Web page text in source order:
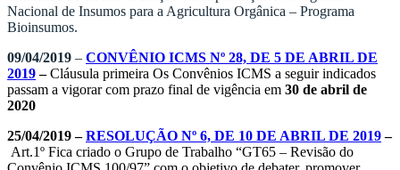
Nacional de Insumos para a Agricultura Orgânica – Programa
Bioinsumos.
09/04/2019 – CONVÊNIO ICMS Nº 28, DE 5 DE ABRIL DE
2019–Cláusula primeira Os Convênios ICMS a seguir indicados
passam a vigorar com prazo final de vigência em 30 de abril de
2020
25/04/2019 –RESOLUÇÃO Nº 6, DE 10 DE ABRIL DE 2019–
Art.1º Fica criado o Grupo de Trabalho “GT65 – Revisão do